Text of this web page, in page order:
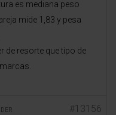
es mediana peso
mide 1,83 y pesa
de resorte que tipo de
#13156